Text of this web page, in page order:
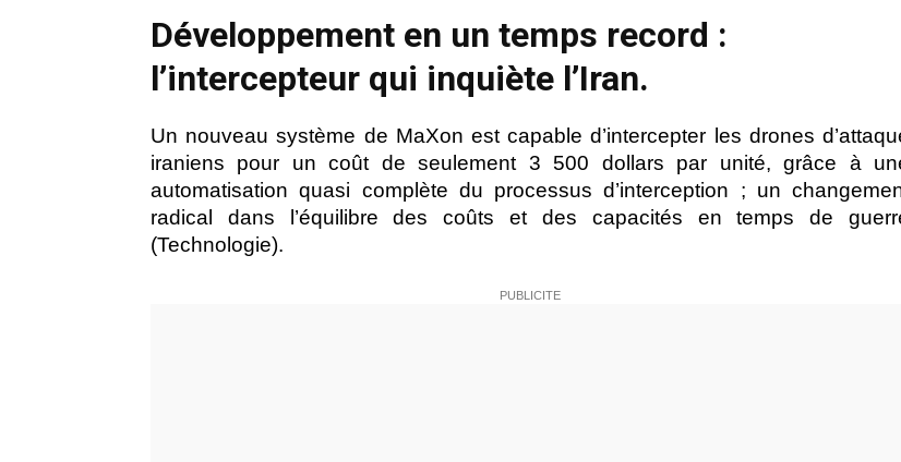
Développement en un temps record :
l’intercepteur qui inquiète l’Iran.
Un nouveau système de MaXon est capable d’intercepter les drones
iraniens pour un coût de seulement 3 500 dollars par unité, grâce à
automatisation quasi complète du processus d’interception ; un
radical dans l’équilibre des coûts et des capacités en temps de
(Technologie).